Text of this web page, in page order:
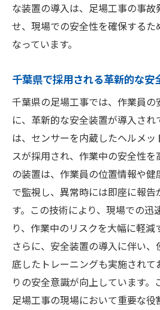
な装置の導入は、足場工事の事故
せ、現場での安全性を確保するた
なっています。
千葉県で採用される革新的な安
千葉県の足場工事では、作業員の
に、革新的な安全装置が導入され
は、センサーを内蔵したヘルメ
スが採用され、作業中の安全性を
の装置は、作業員の位置情報や
で監視し、異常時には即座に報告
す。この技術により、現場での迅
り、作業中のリスクを大幅に軽減
さらに、安全装置の導入に伴い
底したトレーニングも実施されて
りの安全意識が向上しています。
足場工事の現場において重要な役